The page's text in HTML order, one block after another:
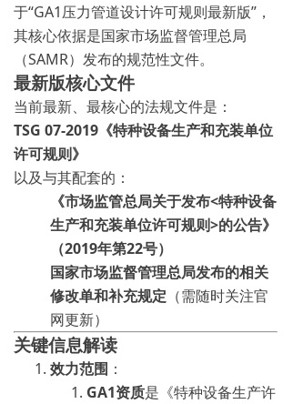
于“GA1压力管道设计许可规则最新版”，
其核心依据是国家市场监督管理总局
（SAMR）发布的规范性文件。
最新版核心文件
当前最新、最核心的法规文件是：
TSG 07-2019《特种设备生产和充装单位
许可规则》
以及与其配套的：
《市场监管总局关于发布<特种设备
生产和充装单位许可规则>的公告》
（2019年第22号）
国家市场监督管理总局发布的相关
修改单和补充规定 （需随时关注官
网更新）
关键信息解读
效力范围 ：
GA1资质是《特种设备生产许